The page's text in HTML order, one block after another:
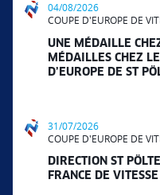
04/08/2026
COUPE D'EUROPE DE
UNE MÉDAILLE
MÉDAILLES CHEZ
D’EUROPE DE ST
31/07/2026
COUPE D'EUROPE DE
DIRECTION ST
FRANCE DE VITESSE